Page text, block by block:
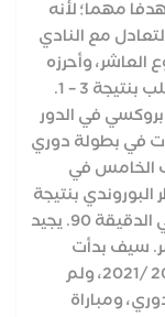
كان هدفا مهما؛ لأنه
مع النادي
العاشر، وأحرزه
في الدقيقة 8، لكن استطاع الزمالك أن يتغلب بنتيجة 3 – 1.
في الدور
الزمالك بنتيجة 3 – 2. 7 لقاءات في بطولة دوري
الخامس في
البوروندي بنتيجة
5 – 1 في لقاء الإياب في دور الـ16، وأحرزه في الدقيقة 90. يجيد
سيف بدأت
مشاركاته مع الفريق الأول في موسم 2020 /2021، ولم
ومباراة